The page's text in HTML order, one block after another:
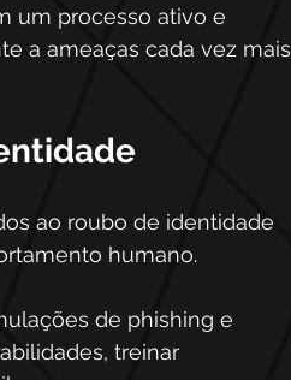
um processo ativo e
a ameaças cada vez mais
ao roubo de identidade
humano.
de phishing e
treinar